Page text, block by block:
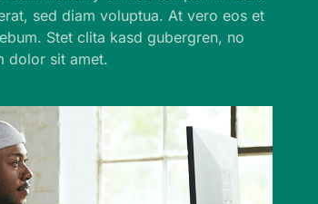
sed diam voluptua. At vero eos et
Stet clita kasd gubergren, no
dolor sit amet.